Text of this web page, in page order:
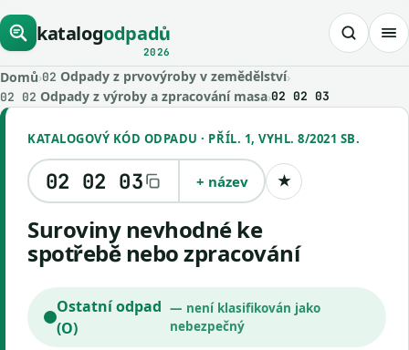
katalogodpadů
2026
Domů›02 Odpady z prvovýroby v zemědělství›
02 02 Odpady z výroby a zpracování masa›02 02 03
KATALOGOVÝ KÓD ODPADU · PŘÍL. 1, VYHL. 8/2021 SB.
02 02 03 + název ★Uložit kód
Suroviny nevhodné ke
spotřebě nebo zpracování
Ostatní odpad
(O)
— není klasifikován jako
nebezpečný